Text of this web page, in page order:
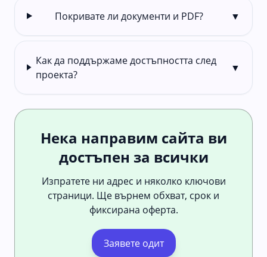
Покривате ли документи и PDF? ▼
Как да поддържаме достъпността след
проекта?
▼
Нека направим сайта ви
достъпен за всички
Изпратете ни адрес и няколко ключови
страници. Ще върнем обхват, срок и
фиксирана оферта.
Заявете одит